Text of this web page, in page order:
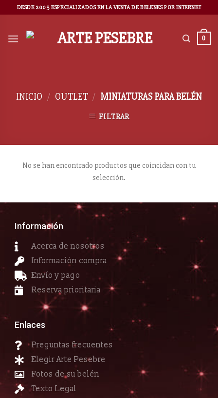
DESDE 2005 ESPECIALIZADOS EN LA VENTA DE BELENES POR INTERNET
0
INICIO / OUTLET / MINIATURAS PARA BELÉN
FILTRAR
No se han encontrado productos que coincidan con tu
selección.
Información
Acerca de nosotros
Información compra
Envío y pago
Reserva prioritaria
Enlaces
Preguntas frecuentes
Elegir Arte Pesebre
Fotos de su belén
Texto Legal